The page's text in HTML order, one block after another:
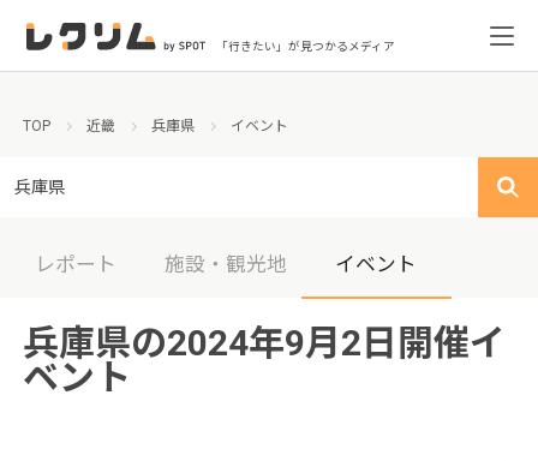
「行きたい」が見つかるメディア
TOP 近畿 兵庫県 イベント
兵庫県
レポート 施設・観光地 イベント
兵庫県の2024年9月2日開催イ
ベント